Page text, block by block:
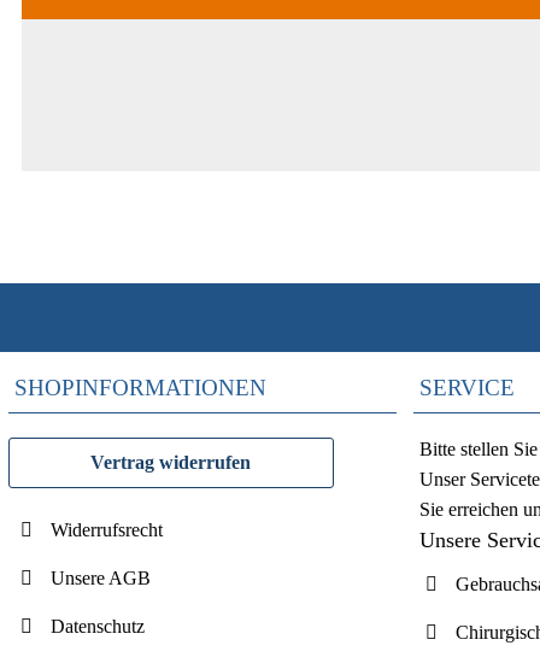
SHOPINFORMATIONEN
Vertrag widerrufen
Widerrufsrecht
Unsere AGB
Datenschutz
SERVICE
Bitte stellen
Unser
Sie erreichen
Unsere